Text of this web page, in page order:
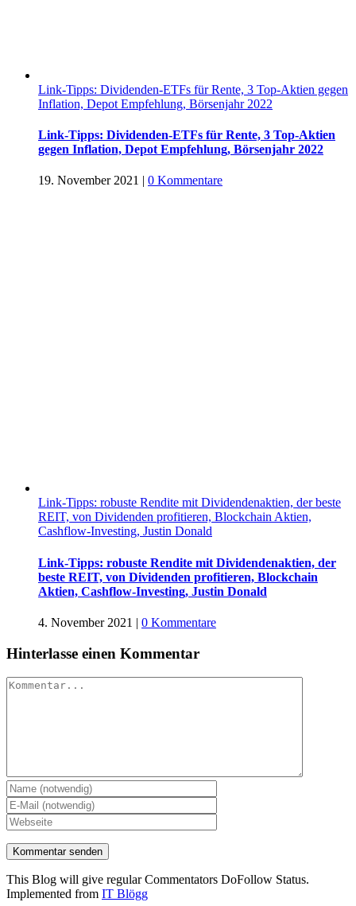
Link-Tipps: Dividenden-ETFs für Rente, 3 Top-Aktien gegen
Inflation, Depot Empfehlung, Börsenjahr 2022
Link-Tipps: Dividenden-ETFs für Rente, 3 Top-Aktien
gegen Inflation, Depot Empfehlung, Börsenjahr 2022
19. November 2021 | 0 Kommentare
Link-Tipps: robuste Rendite mit Dividendenaktien, der beste
REIT, von Dividenden profitieren, Blockchain Aktien,
Cashflow-Investing, Justin Donald
Link-Tipps: robuste Rendite mit Dividendenaktien, der
beste REIT, von Dividenden profitieren, Blockchain
Aktien, Cashflow-Investing, Justin Donald
4. November 2021 | 0 Kommentare
Hinterlasse einen Kommentar
Kommentar
This Blog will give regular Commentators DoFollow Status.
Implemented from IT Blögg